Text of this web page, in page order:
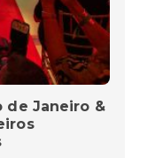
de Janeiro &